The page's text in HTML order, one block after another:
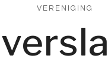
VERENIGING